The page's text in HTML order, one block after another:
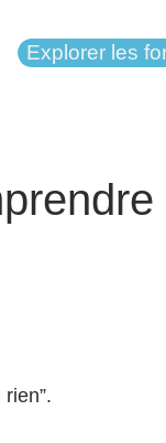
Explorer les